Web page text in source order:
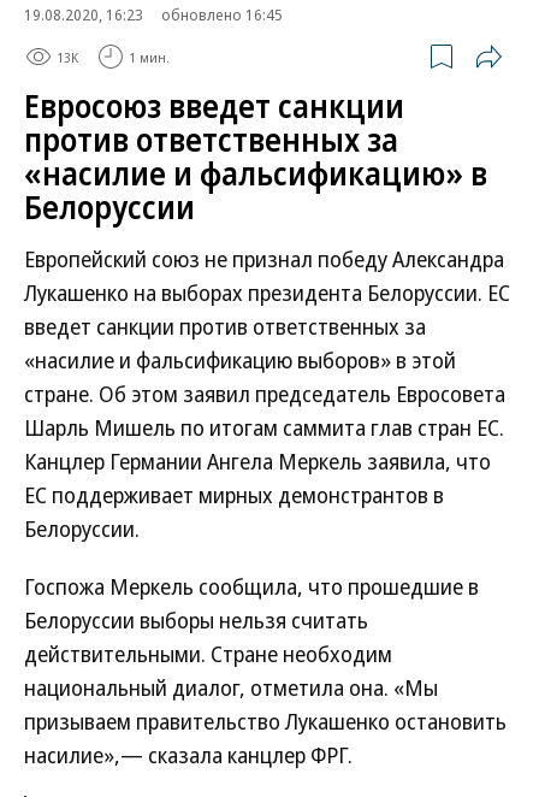
19.08.2020, 16:23
обновлено 16:45
13K 1 мин.
Евросоюз введет санкции
против ответственных за
«насилие и фальсификацию» в
Белоруссии
Европейский союз не признал победу Александра
Лукашенко на выборах президента Белоруссии. ЕС
введет санкции против ответственных за
«насилие и фальсификацию выборов» в этой
стране. Об этом заявил председатель Евросовета
Шарль Мишель по итогам саммита глав стран ЕС.
Канцлер Германии Ангела Меркель заявила, что
ЕС поддерживает мирных демонстрантов в
Белоруссии.
Госпожа Меркель сообщила, что прошедшие в
Белоруссии выборы нельзя считать
действительными. Стране необходим
национальный диалог, отметила она. «Мы
призываем правительство Лукашенко остановить
насилие»,— сказала канцлер ФРГ.